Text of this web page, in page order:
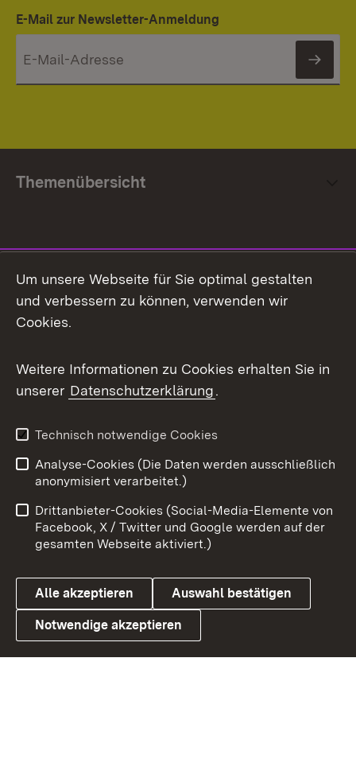
E-Mail zur Newsletter-Anmeldung
Themenübersicht
Facebook
X / Twitter
Youtube
Link zum Landesportal
Impressum
Kontakt
Barrierefreiheit
Datenschutz
Cookies
Um unsere Webseite für Sie optimal gestalten
und verbessern zu können, verwenden wir
Cookies.
Weitere Informationen zu Cookies erhalten Sie in
unserer Datenschutzerklärung.
Technisch notwendige Cookies
Analyse-Cookies (Die Daten werden ausschließlich
anonymisiert verarbeitet.)
Drittanbieter-Cookies (Social-Media-Elemente von
Facebook, X / Twitter und Google werden auf der
gesamten Webseite aktiviert.)
Alle akzeptieren Auswahl bestätigen
Notwendige akzeptieren